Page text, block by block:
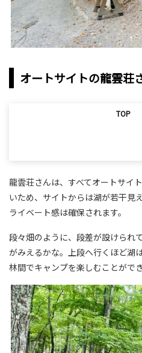
オートサイトの龍雲荘
TOP
龍雲荘さんは、すべてオートサイ
いため、サイトからは湖が若干見
ライベート感は確保されます。
段々畑のように、段差が設けられ
がみえるかな。上段へ行くほど湖
林間でキャンプを楽しむことができ